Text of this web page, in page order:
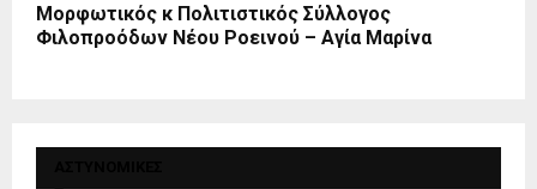
Μορφωτικός κ Πολιτιστικός Σύλλογος
Φιλοπροόδων Νέου Ροεινού – Αγία Μαρίνα